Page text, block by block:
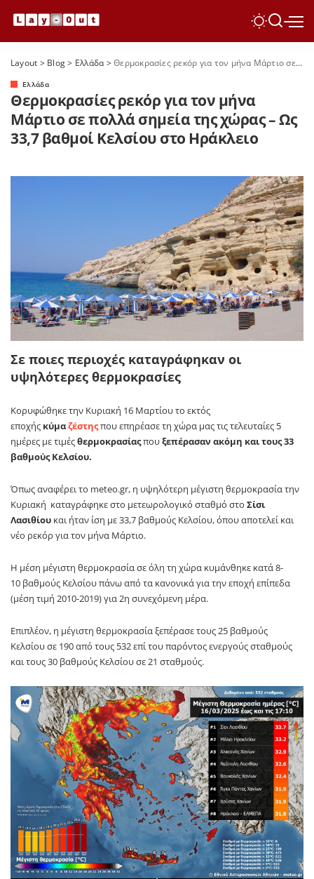
Layout > Blog> Ελλάδα>Θερμοκρασίες ρεκόρ για τον μήνα Μάρτιο σε πολλά σημεία της χώρας – Ως 33,7 βαθμοί Κελσίου στο Ηράκλειο
Ελλάδα
Θερμοκρασίες ρεκόρ για τον μήνα
Μάρτιο σε πολλά σημεία της χώρας – Ως
33,7 βαθμοί Κελσίου στο Ηράκλειο
Σε ποιες περιοχές καταγράφηκαν οι
υψηλότερες θερμοκρασίες
Κορυφώθηκε την Κυριακή 16 Μαρτίου το εκτός
εποχής κύμαζέστηςπου επηρέασε τη χώρα μας τις τελευταίες 5
ημέρες με τιμέςθερμοκρασίαςπουξεπέρασαν ακόμη και τους 33
βαθμούς Κελσίου.
Όπως αναφέρει το meteo.gr, η υψηλότερη μέγιστη θερμοκρασία την
Κυριακή καταγράφηκε στο μετεωρολογικό σταθμό στο Σίσι
Λασιθίου και ήταν ίση με 33,7 βαθμούς Κελσίου, όπου αποτελεί και
νέο ρεκόρ για τον μήνα Μάρτιο.
Η μέση μέγιστη θερμοκρασία σε όλη τη χώρα κυμάνθηκε κατά 8-
10 βαθμούς Κελσίου πάνω από τα κανονικά για την εποχή επίπεδα
(μέση τιμή 2010-2019) για 2η συνεχόμενη μέρα.
Επιπλέον, η μέγιστη θερμοκρασία ξεπέρασε τους 25 βαθμούς
Κελσίου σε 190 από τους 532 επί του παρόντος ενεργούς σταθμούς
και τους 30 βαθμούς Κελσίου σε 21 σταθμούς.